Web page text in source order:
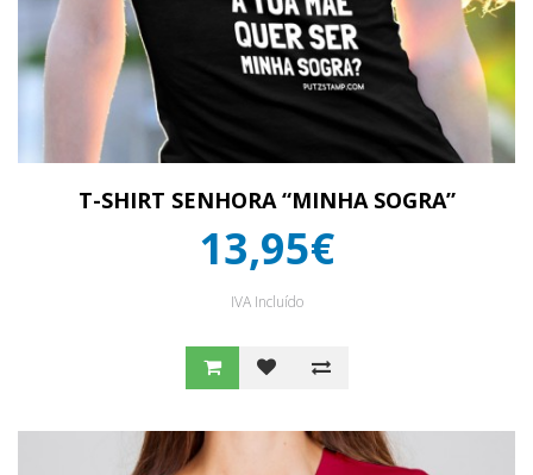
T-SHIRT SENHORA “MINHA SOGRA”
13,95€
IVA Incluído